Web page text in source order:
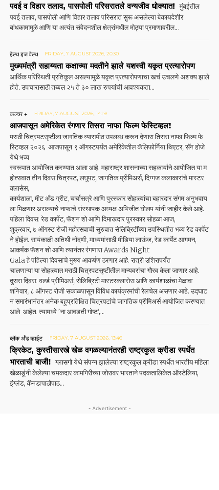
पवई व विहार तलाव, पासपोली परिसरातले वन्यजीव धोक्यात! मुंबईतील
पवई तलाव, पासपोली आणि विहार तलाव परिसरात सुरू असलेल्या बेकायदेशीर
बांधकामामुळे आणि या अत्यंत संवेदनशील क्षेत्रांमधील मोठ्या प्रमाणावरील...
हेल्थ इज वेल्थ FRIDAY, 7 AUGUST 2026, 20:30
मुख्यमंत्री सहाय्यता कक्षाच्या मदतीने झाले यशस्वी यकृत प्रत्यारोपण
आर्थिक परिस्थिती प्रतिकूल असल्यामुळे यकृत प्रत्यारोपणाचा खर्च उचलणे अशक्य झाले
होते. उपचारासाठी तब्बल २५ ते ३० लाख रुपयांची आवश्यकता...
कल्चर + FRIDAY, 7 AUGUST 2026, 14:19
आजपासून अमेरिकेत रंगणार तिसरा नाफा फिल्म फेस्टिव्हल!
मराठी चित्रपटसृष्टीला जागतिक व्यासपीठ उपलब्ध करून देणारा तिसरा नाफा फिल्म फे
स्टिव्हल २०२६ आजपासून ९ ऑगस्टपर्यंत अमेरिकेतील कॅलिफोर्निया थिएटर, सॅन होजे
येथे भव्य
स्वरूपात आयोजित करण्यात आला आहे. महाराष्ट्र शासनाच्या सहकार्याने आयोजित या म
होत्सवात तीन दिवस चित्रपट, लघुपट, जागतिक प्रीमिअर्स, दिग्गज कलाकारांचे मास्टर
क्लासेस,
कार्यशाळा, मीट अँड ग्रीट, चर्चासत्रे आणि पुरस्कार सोहळ्यांचा बहारदार संगम अनुभवाय
ला मिळणार असल्याचे नाफाचे संस्थापक अध्यक्ष अभिजीत घोलप यांनीं जाहीर केले आहे.
पहिला दिवस: रेड कार्पेट, फॅशन शो आणि दिमाखदार पुरस्कार सोहळा आज,
शुक्रवार, ७ ऑगस्ट रोजी महोत्सवाची सुरुवात सेलिब्रिटींच्या उपस्थितीत भव्य रेड कार्पेट
ने होईल. सायंकाळी अतिथी नोंदणी, माध्यमांसाठी मीडिया लाऊंज, रेड कार्पेट आगमन,
आकर्षक फॅशन शो आणि त्यानंतर रंगणारा Awards Night
Gala हे पहिल्या दिवसाचे मुख्य आकर्षण ठरणार आहे. रात्री उशिरापर्यंत
चालणाऱ्या या सोहळ्यात मराठी चित्रपटसृष्टीतील मान्यवरांचा गौरव केला जाणार आहे.
दुसरा दिवस: वर्ल्ड प्रीमिअर्स, सेलिब्रिटी मास्टरक्लासेस आणि कार्यशाळांचा मेळावा
शनिवार, ८ ऑगस्ट रोजी सकाळपासून विविध कार्यक्रमांची रेलचेल असणार आहे. उद्घाट
न समारंभानंतर अनेक बहुप्रतिक्षित चित्रपटांचे जागतिक प्रीमिअर्स आयोजित करण्यात
आले आहेत. त्यामध्ये 'ना आवडती गोष्ट',...
ब्लॅक अँड व्हाईट FRIDAY, 7 AUGUST 2026, 13:46
क्रिकेट, कुस्तीसारखे खेळ वगळल्यानंतरही राष्ट्रकुल क्रीडा स्पर्धेत
भारताची बाजी! ग्लासगो येथे संपन्न झालेल्या राष्ट्रकुल क्रीडा स्पर्धेत भारतीय महिला
खेळाडूंनी केलेल्या चमकदार कामगिरी‌च्या जोरावर भारताने पदकतालिकेत ऑस्टेलिया,
इंग्लंड, कॅनडापाठोपाठ...
- Advertisement -